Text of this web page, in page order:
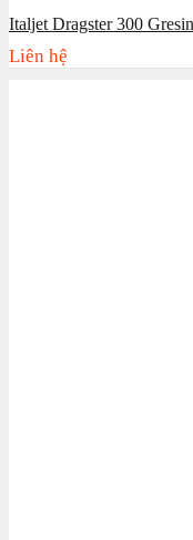
Italjet Dragster 300
Liên hệ